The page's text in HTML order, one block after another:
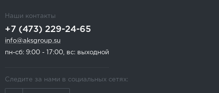
Наши контакты
+7 (473) 229-24-65
info@aksgroup.su
пн-сб: 9:00 - 17:00, вс: выходной
Следите за нами в социальных сетях: